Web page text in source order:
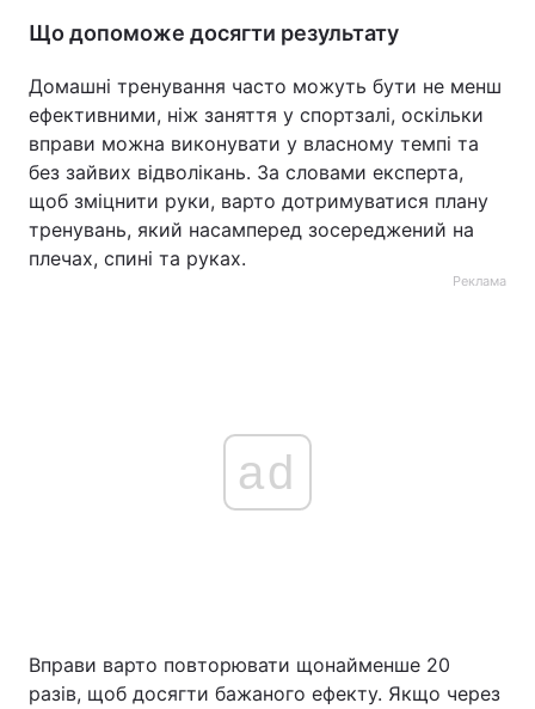
Що допоможе досягти результату
Домашні тренування часто можуть бути не менш
ефективними, ніж заняття у спортзалі, оскільки
вправи можна виконувати у власному темпі та
без зайвих відволікань. За словами експерта,
щоб зміцнити руки, варто дотримуватися плану
тренувань, який насамперед зосереджений на
плечах, спині та руках.
Реклама
ad
Вправи варто повторювати щонайменше 20
разів, щоб досягти бажаного ефекту. Якщо через